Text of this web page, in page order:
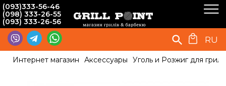
(093)333-56-46
(098) 333-26-55
(093) 333-26-56
RU
Интернет магазин Аксессуары Уголь и Розжиг для гриля